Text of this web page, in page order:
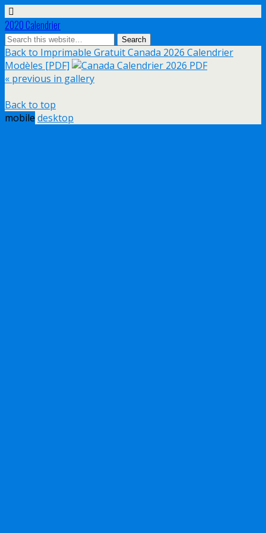
2020 Calendrier
Back to Imprimable Gratuit Canada 2026 Calendrier
Modèles [PDF]
« previous in gallery
Back to top
mobile desktop